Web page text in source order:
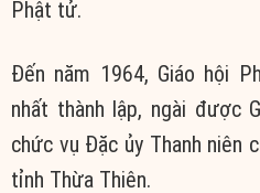
Phật tử.
Đến năm 1964, Giáo hội
nhất thành lập, ngài được
chức vụ Đặc ủy Thanh niên
tỉnh Thừa Thiên.